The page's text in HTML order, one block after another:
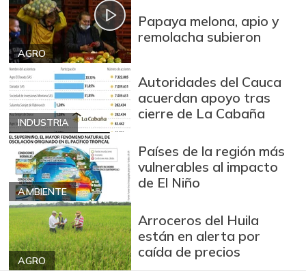
AGRO
Papaya melona, apio y
remolacha subieron
INDUSTRIA
Autoridades del Cauca
acuerdan apoyo tras
cierre de La Cabaña
AMBIENTE
Países de la región más
vulnerables al impacto
de El Niño
AGRO
Arroceros del Huila
están en alerta por
caída de precios